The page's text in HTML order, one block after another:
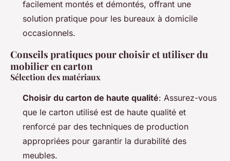
facilement montés et démontés, offrant une
solution pratique pour les bureaux à domicile
occasionnels.
Conseils pratiques pour choisir et utiliser du
mobilier en carton
Sélection des matériaux
Choisir du carton de haute qualité: Assurez-vous
que le carton utilisé est de haute qualité et
renforcé par des techniques de production
appropriées pour garantir la durabilité des
meubles.